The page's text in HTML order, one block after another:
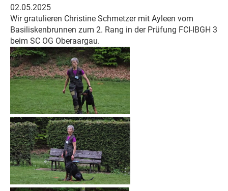
02.05.2025
Wir gratulieren Christine Schmetzer mit Ayleen vom
Basiliskenbrunnen zum 2. Rang in der Prüfung FCI-IBGH 3
beim SC OG Oberaargau.